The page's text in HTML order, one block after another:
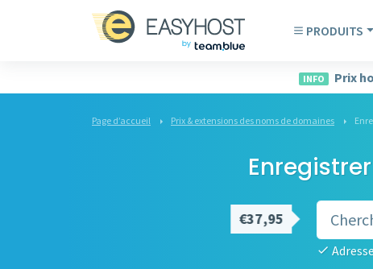
PRODUITS
INFO Prix
Page d’accueil Prix & extensions des noms de domaines
€37,95